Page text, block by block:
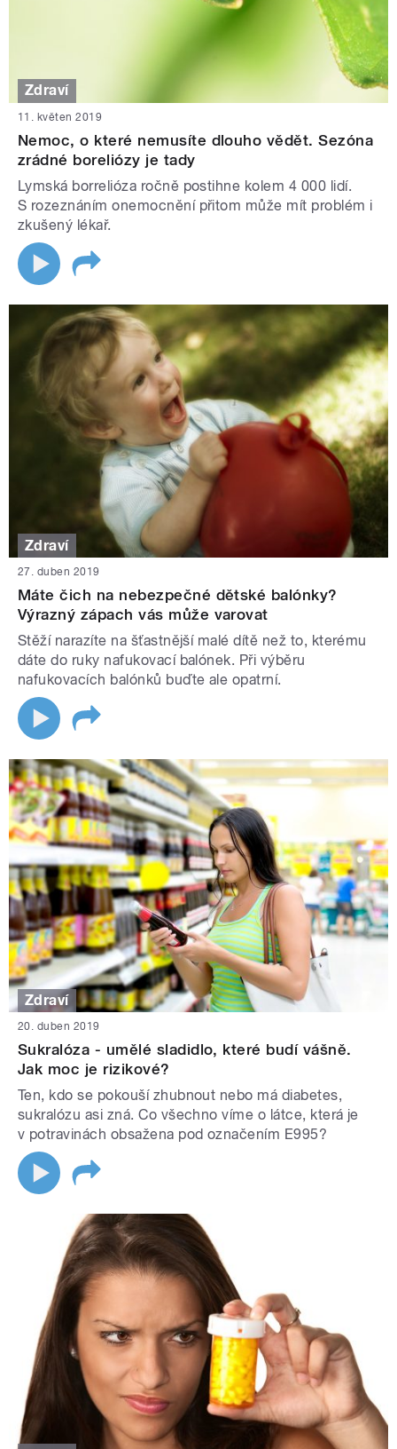
Zdraví
11. květen 2019
Nemoc, o které nemusíte dlouho vědět. Sezóna
zrádné boreliózy je tady
Lymská borrelióza ročně postihne kolem 4 000 lidí.
S rozeznáním onemocnění přitom může mít problém i
zkušený lékař.
Zdraví
27. duben 2019
Máte čich na nebezpečné dětské balónky?
Výrazný zápach vás může varovat
Stěží narazíte na šťastnější malé dítě než to, kterému
dáte do ruky nafukovací balónek. Při výběru
nafukovacích balónků buďte ale opatrní.
Zdraví
20. duben 2019
Sukralóza - umělé sladidlo, které budí vášně.
Jak moc je rizikové?
Ten, kdo se pokouší zhubnout nebo má diabetes,
sukralózu asi zná. Co všechno víme o látce, která je
v potravinách obsažena pod označením E995?